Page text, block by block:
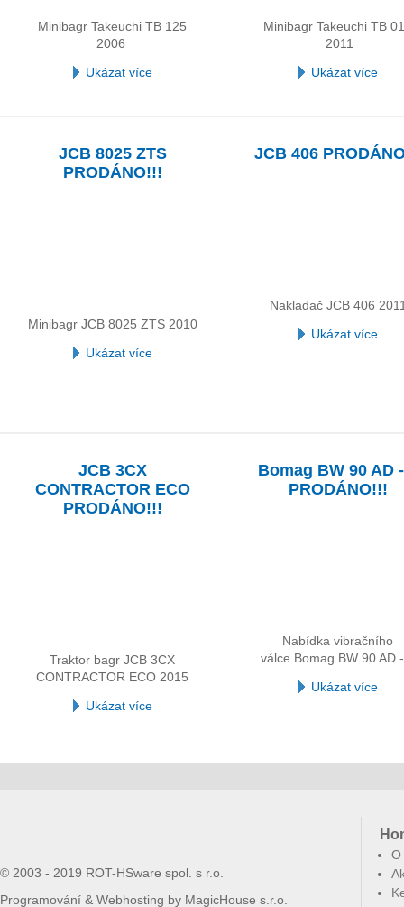
Minibagr Takeuchi TB 125
2006
Ukázat více
Minibagr Takeuchi TB
2011
Ukázat více
JCB 8025 ZTS
PRODÁNO!!!
Minibagr JCB 8025 ZTS 2010
Ukázat více
JCB 406
Nakladač JCB 406
Ukázat více
JCB 3CX
CONTRACTOR ECO
PRODÁNO!!!
Traktor bagr JCB 3CX
CONTRACTOR ECO 2015
Ukázat více
Bomag BW 90 AD
PRODÁNO!!!
Nabídka vibračního
válce Bomag BW 90 AD
Ukázat více
© 2003 - 2019 ROT-HSware spol. s r.o.
Programování & Webhosting by MagicHouse s.r.o.
O